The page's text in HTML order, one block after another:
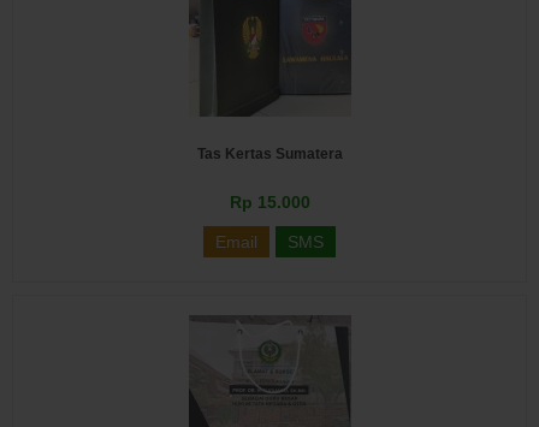
Tas Kertas Sumatera
Rp 15.000
Email SMS